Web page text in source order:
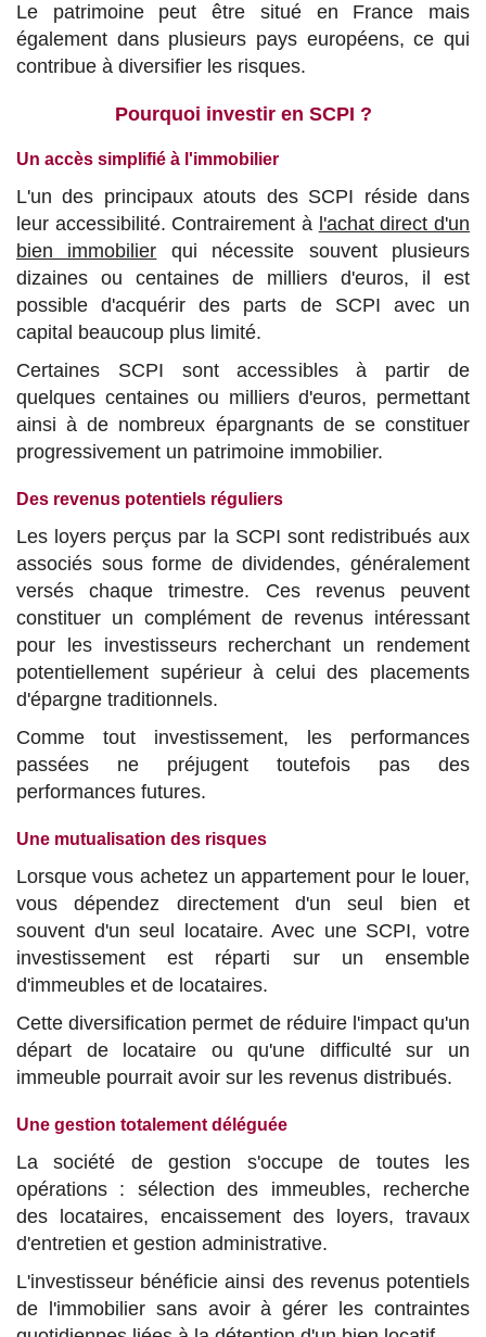
Le patrimoine peut être situé en France mais
également dans plusieurs pays européens, ce qui
contribue à diversifier les risques.
Pourquoi investir en SCPI ?
Un accès simplifié à l'immobilier
L'un des principaux atouts des SCPI réside dans
leur accessibilité. Contrairement à l'achat direct d'un
bien immobilier qui nécessite souvent plusieurs
dizaines ou centaines de milliers d'euros, il est
possible d'acquérir des parts de SCPI avec un
capital beaucoup plus limité.
Certaines SCPI sont accessibles à partir de
quelques centaines ou milliers d'euros, permettant
ainsi à de nombreux épargnants de se constituer
progressivement un patrimoine immobilier.
Des revenus potentiels réguliers
Les loyers perçus par la SCPI sont redistribués aux
associés sous forme de dividendes, généralement
versés chaque trimestre. Ces revenus peuvent
constituer un complément de revenus intéressant
pour les investisseurs recherchant un rendement
potentiellement supérieur à celui des placements
d'épargne traditionnels.
Comme tout investissement, les performances
passées ne préjugent toutefois pas des
performances futures.
Une mutualisation des risques
Lorsque vous achetez un appartement pour le louer,
vous dépendez directement d'un seul bien et
souvent d'un seul locataire. Avec une SCPI, votre
investissement est réparti sur un ensemble
d'immeubles et de locataires.
Cette diversification permet de réduire l'impact qu'un
départ de locataire ou qu'une difficulté sur un
immeuble pourrait avoir sur les revenus distribués.
Une gestion totalement déléguée
La société de gestion s'occupe de toutes les
opérations : sélection des immeubles, recherche
des locataires, encaissement des loyers, travaux
d'entretien et gestion administrative.
L'investisseur bénéficie ainsi des revenus potentiels
de l'immobilier sans avoir à gérer les contraintes